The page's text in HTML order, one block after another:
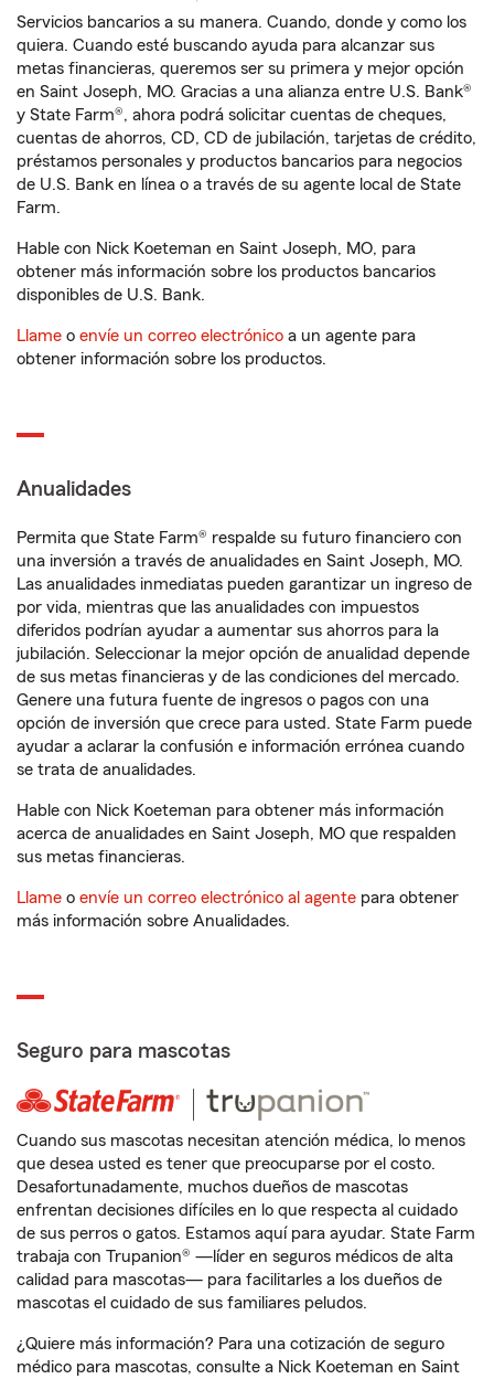
Servicios bancarios a su manera. Cuando, donde y como los
quiera. Cuando esté buscando ayuda para alcanzar sus
metas financieras, queremos ser su primera y mejor opción
en Saint Joseph, MO. Gracias a una alianza entre U.S. Bank®
y State Farm®, ahora podrá solicitar cuentas de cheques,
cuentas de ahorros, CD, CD de jubilación, tarjetas de crédito,
préstamos personales y productos bancarios para negocios
de U.S. Bank en línea o a través de su agente local de State
Farm.
Hable con Nick Koeteman en Saint Joseph, MO, para
obtener más información sobre los productos bancarios
disponibles de U.S. Bank.
Llame o envíe un correo electrónico a un agente para
obtener información sobre los productos.
Anualidades
Permita que State Farm® respalde su futuro financiero con
una inversión a través de anualidades en Saint Joseph, MO.
Las anualidades inmediatas pueden garantizar un ingreso de
por vida, mientras que las anualidades con impuestos
diferidos podrían ayudar a aumentar sus ahorros para la
jubilación. Seleccionar la mejor opción de anualidad depende
de sus metas financieras y de las condiciones del mercado.
Genere una futura fuente de ingresos o pagos con una
opción de inversión que crece para usted. State Farm puede
ayudar a aclarar la confusión e información errónea cuando
se trata de anualidades.
Hable con Nick Koeteman para obtener más información
acerca de anualidades en Saint Joseph, MO que respalden
sus metas financieras.
Llame o envíe un correo electrónico al agente para obtener
más información sobre Anualidades.
Seguro para mascotas
Cuando sus mascotas necesitan atención médica, lo menos
que desea usted es tener que preocuparse por el costo.
Desafortunadamente, muchos dueños de mascotas
enfrentan decisiones difíciles en lo que respecta al cuidado
de sus perros o gatos. Estamos aquí para ayudar. State Farm
trabaja con Trupanion® —líder en seguros médicos de alta
calidad para mascotas— para facilitarles a los dueños de
mascotas el cuidado de sus familiares peludos.
¿Quiere más información? Para una cotización de seguro
médico para mascotas, consulte a Nick Koeteman en Saint